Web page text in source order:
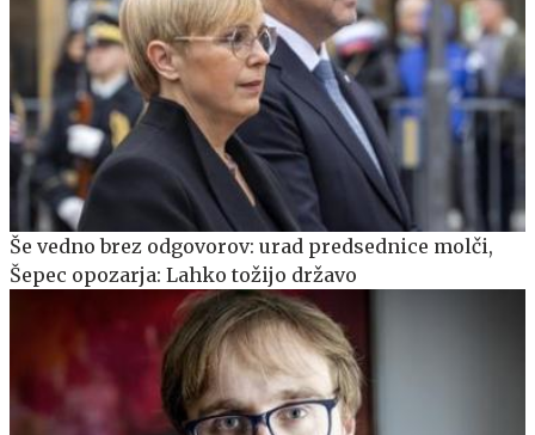
Še vedno brez odgovorov: urad predsednice molči,
Šepec opozarja: Lahko tožijo državo